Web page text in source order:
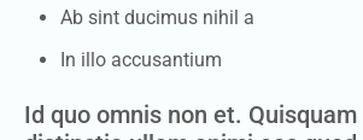
Ab sint ducimus nihil a
In illo accusantium
Id quo omnis non et.